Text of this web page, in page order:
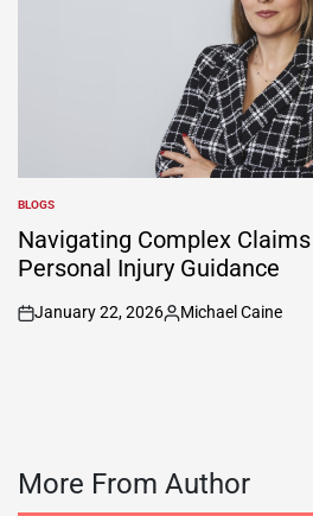
POSTED
IN
BLOGS
Navigating Complex
Personal Injury Guidance
on
January 22, 2026
Posted
Michael Caine
More From Author